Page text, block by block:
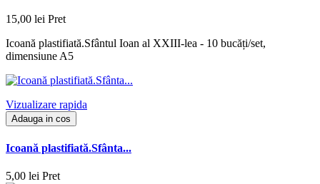
15,00 lei Pret
Icoană plastifiată.Sfântul Ioan al XXIII-lea - 10 bucăți/set,
dimensiune A5
Vizualizare rapida
Adauga in cos
Icoană plastifiată.Sfânta...
5,00 lei Pret